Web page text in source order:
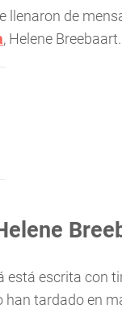
de
, Helene Breebaart.
está escrita con
han tardado en